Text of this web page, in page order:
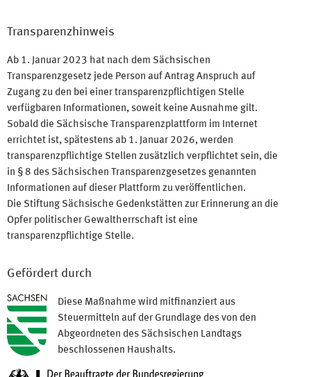
Transparenzhinweis
Ab 1. Januar 2023 hat nach dem Sächsischen
Transparenzgesetz jede Person auf Antrag Anspruch auf
Zugang zu den bei einer transparenzpflichtigen Stelle
verfügbaren Informationen, soweit keine Ausnahme gilt.
Sobald die Sächsische Transparenzplattform im Internet
errichtet ist, spätestens ab 1. Januar 2026, werden
transparenzpflichtige Stellen zusätzlich verpflichtet sein, die
in § 8 des Sächsischen Transparenzgesetzes genannten
Informationen auf dieser Plattform zu veröffentlichen.
Die Stiftung Sächsische Gedenkstätten zur Erinnerung an die
Opfer politischer Gewaltherrschaft ist eine
transparenzpflichtige Stelle.
Gefördert durch
Diese Maßnahme wird mitfinanziert aus
Steuermitteln auf der Grundlage des von den
Abgeordneten des Sächsischen Landtags
beschlossenen Haushalts.